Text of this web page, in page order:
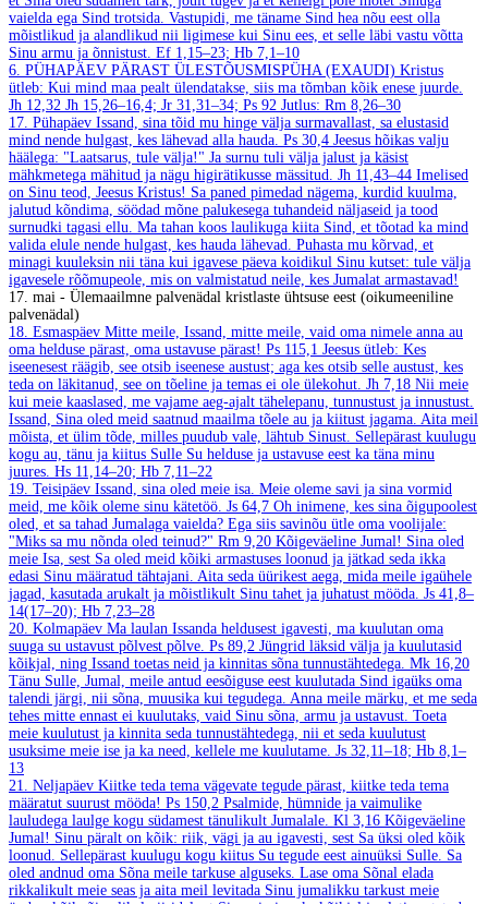
vaielda ega Sind trotsida. Vastupidi, me täname Sind hea nõu eest olla
mõistlikud ja alandlikud nii ligimese kui Sinu ees, et selle läbi vastu võtta
Sinu armu ja õnnistust. Ef 1,15–23; Hb 7,1–10
6. PÜHAPÄEV PÄRAST ÜLESTÕUSMISPÜHA (EXAUDI) Kristus
ütleb: Kui mind maa pealt ülendatakse, siis ma tõmban kõik enese juurde.
Jh 12,32 Jh 15,26–16,4; Jr 31,31–34; Ps 92 Jutlus: Rm 8,26–30
17. Pühapäev Issand, sina tõid mu hinge välja surmavallast, sa elustasid
mind nende hulgast, kes lähevad alla hauda. Ps 30,4 Jeesus hõikas valju
häälega: "Laatsarus, tule välja!" Ja surnu tuli välja jalust ja käsist
mähkmetega mähitud ja nägu higirätikusse mässitud. Jh 11,43–44 Imelised
on Sinu teod, Jeesus Kristus! Sa paned pimedad nägema, kurdid kuulma,
jalutud kõndima, söödad mõne palukesega tuhandeid näljaseid ja tood
surnudki tagasi ellu. Ma tahan koos laulikuga kiita Sind, et tõotad ka mind
valida elule nende hulgast, kes hauda lähevad. Puhasta mu kõrvad, et
minagi kuuleksin nii täna kui igavese päeva koidikul Sinu kutset: tule välja
igavesele rõõmupeole, mis on valmistatud neile, kes Jumalat armastavad!
17. mai - Ülemaailmne palvenädal kristlaste ühtsuse eest (oikumeeniline
palvenädal)
18. Esmaspäev Mitte meile, Issand, mitte meile, vaid oma nimele anna au
oma helduse pärast, oma ustavuse pärast! Ps 115,1 Jeesus ütleb: Kes
iseenesest räägib, see otsib iseenese austust; aga kes otsib selle austust, kes
teda on läkitanud, see on tõeline ja temas ei ole ülekohut. Jh 7,18 Nii meie
kui meie kaaslased, me vajame aeg-ajalt tähelepanu, tunnustust ja innustust.
Issand, Sina oled meid saatnud maailma tõele au ja kiitust jagama. Aita meil
mõista, et ülim tõde, milles puudub vale, lähtub Sinust. Sellepärast kuulugu
kogu au, tänu ja kiitus Sulle Su helduse ja ustavuse eest ka täna minu
juures. Hs 11,14–20; Hb 7,11–22
19. Teisipäev Issand, sina oled meie isa. Meie oleme savi ja sina vormid
meid, me kõik oleme sinu kätetöö. Js 64,7 Oh inimene, kes sina õigupoolest
oled, et sa tahad Jumalaga vaielda? Ega siis savinõu ütle oma voolijale:
"Miks sa mu nõnda oled teinud?" Rm 9,20 Kõigeväeline Jumal! Sina oled
meie Isa, sest Sa oled meid kõiki armastuses loonud ja jätkad seda ikka
edasi Sinu määratud tähtajani. Aita seda üürikest aega, mida meile igaühele
jagad, kasutada arukalt ja mõistlikult Sinu tahet ja juhatust mööda. Js 41,8–
14(17–20); Hb 7,23–28
20. Kolmapäev Ma laulan Issanda heldusest igavesti, ma kuulutan oma
suuga su ustavust põlvest põlve. Ps 89,2 Jüngrid läksid välja ja kuulutasid
kõikjal, ning Issand toetas neid ja kinnitas sõna tunnustähtedega. Mk 16,20
Tänu Sulle, Jumal, meile antud eesõiguse eest kuulutada Sind igaüks oma
talendi järgi, nii sõna, muusika kui tegudega. Anna meile märku, et me seda
tehes mitte ennast ei kuulutaks, vaid Sinu sõna, armu ja ustavust. Toeta
meie kuulutust ja kinnita seda tunnustähtedega, nii et seda kuulutust
usuksime meie ise ja ka need, kellele me kuulutame. Js 32,11–18; Hb 8,1–
13
21. Neljapäev Kiitke teda tema vägevate tegude pärast, kiitke teda tema
määratut suurust mööda! Ps 150,2 Psalmide, hümnide ja vaimulike
lauludega laulge kogu südamest tänulikult Jumalale. Kl 3,16 Kõigeväeline
Jumal! Sinu päralt on kõik: riik, vägi ja au igavesti, sest Sa üksi oled kõik
loonud. Sellepärast kuulugu kogu kiitus Su tegude eest ainuüksi Sulle. Sa
oled andnud oma Sõna meile tarkuse alguseks. Lase oma Sõnal elada
rikkalikult meie seas ja aita meil levitada Sinu jumalikku tarkust meie